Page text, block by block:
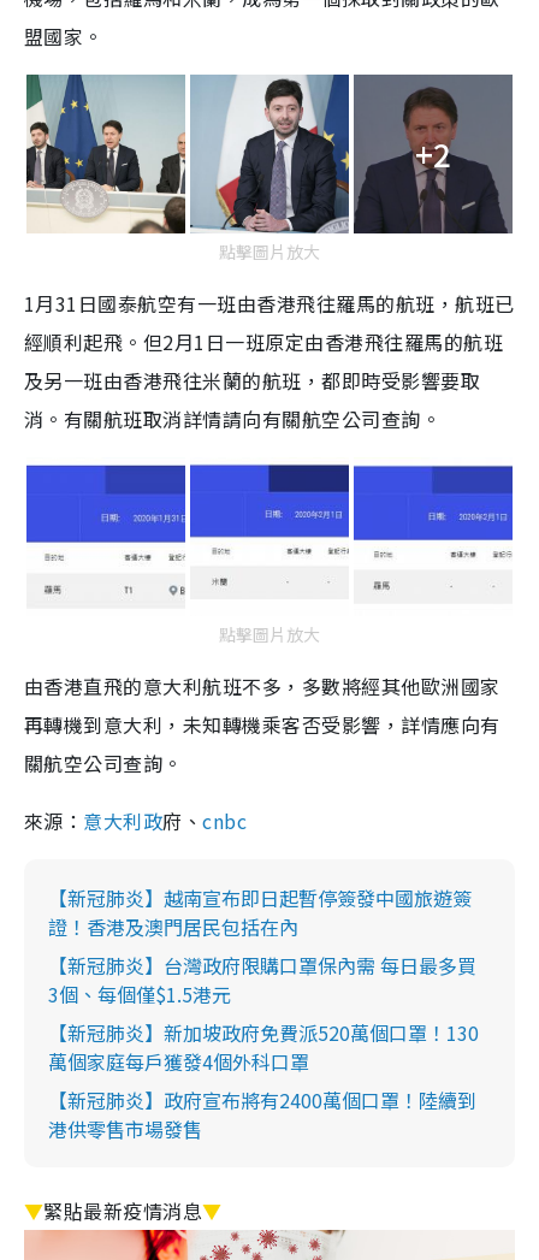
盟國家。
+2
點擊圖片放大
1月31日國泰航空有一班由香港飛往羅馬的航班，航班已
經順利起飛。但2月1日一班原定由香港飛往羅馬的航班
及另一班由香港飛往米蘭的航班，都即時受影響要取
消。有關航班取消詳情請向有關航空公司查詢。
點擊圖片放大
由香港直飛的意大利航班不多，多數將經其他歐洲國家
再轉機到意大利，未知轉機乘客否受影響，詳情應向有
關航空公司查詢。
來源： 意大利政府、cnbc
【新冠肺炎】越南宣布即日起暫停簽發中國旅遊簽
證！香港及澳門居民包括在內
【新冠肺炎】台灣政府限購口罩保內需 每日最多買
3個、每個僅$1.5港元
【新冠肺炎】新加坡政府免費派520萬個口罩！130
萬個家庭每戶獲發4個外科口罩
【新冠肺炎】政府宣布將有2400萬個口罩！陸續到
港供零售市場發售
▼緊貼最新疫情消息▼